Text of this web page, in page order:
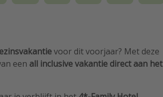
voor dit voorjaar? Met deze
een all inclusive vakantie direct aan het